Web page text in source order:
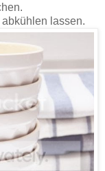
lassen.